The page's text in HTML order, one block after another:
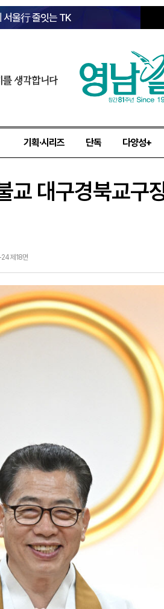
서울行 줄잇는 TK
를 생각합니다
기획·시리즈 단독 다양성+
대구경북교구
제18면